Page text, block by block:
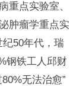
重点实验室、
肿瘤学重点实
50年代，瑞
钢铁工人邱财
无法治愈”